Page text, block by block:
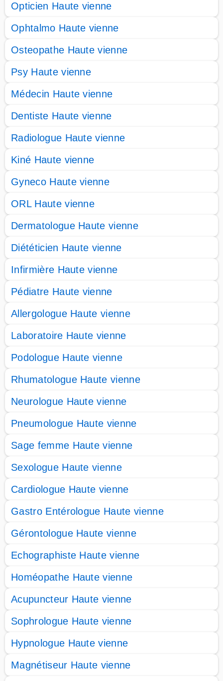
Opticien Haute vienne
Ophtalmo Haute vienne
Osteopathe Haute vienne
Psy Haute vienne
Médecin Haute vienne
Dentiste Haute vienne
Radiologue Haute vienne
Kiné Haute vienne
Gyneco Haute vienne
ORL Haute vienne
Dermatologue Haute vienne
Diététicien Haute vienne
Infirmière Haute vienne
Pédiatre Haute vienne
Allergologue Haute vienne
Laboratoire Haute vienne
Podologue Haute vienne
Rhumatologue Haute vienne
Neurologue Haute vienne
Pneumologue Haute vienne
Sage femme Haute vienne
Sexologue Haute vienne
Cardiologue Haute vienne
Gastro Entérologue Haute vienne
Gérontologue Haute vienne
Echographiste Haute vienne
Homéopathe Haute vienne
Acupuncteur Haute vienne
Sophrologue Haute vienne
Hypnologue Haute vienne
Magnétiseur Haute vienne